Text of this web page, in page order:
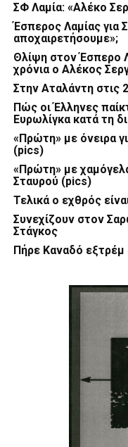
ΣΦ Λαμία: «Αλέκο
Έσπερος Λαμίας για
αποχαιρετήσουμε»;
Θλίψη στον Έσπερο
χρόνια ο Αλέκος
Στην Αταλάντη στις
Πώς οι Έλληνες
Ευρωλίγκα κατά τη
«Πρώτη» με όνειρα
(pics)
«Πρώτη» με
Σταυρού (pics)
Τελικά ο εχθρός
Συνεχίζουν στον
Στάγκος
Πήρε Καναδό